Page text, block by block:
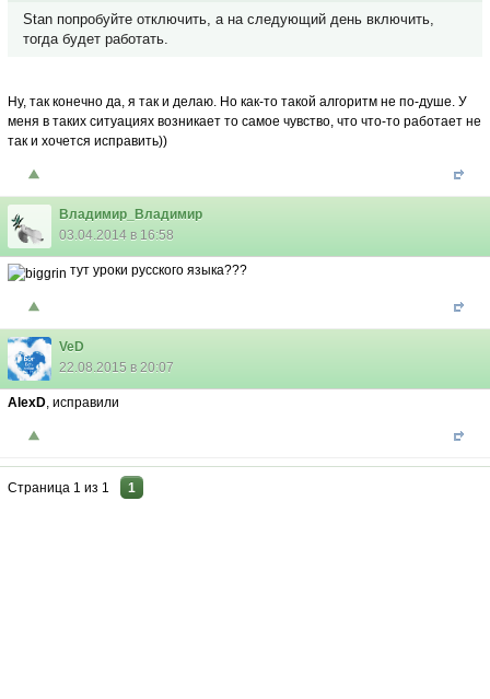
Stan попробуйте отключить, а на следующий день включить,
тогда будет работать.
Ну, так конечно да, я так и делаю. Но как-то такой алгоритм не по-душе. У
меня в таких ситуациях возникает то самое чувство, что что-то работает не
так и хочется исправить))
Владимир_Владимир
03.04.2014 в 16:58
тут уроки русского языка???
VeD
22.08.2015 в 20:07
AlexD, исправили
Страница 1 из 1 1